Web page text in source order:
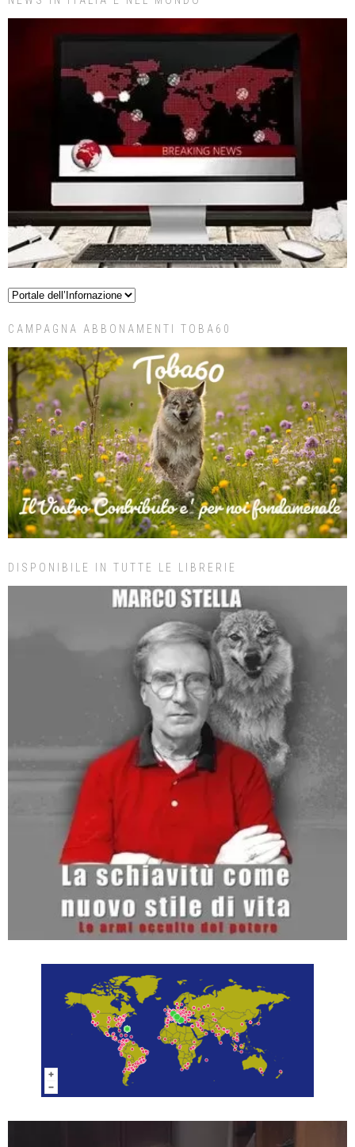
CAMPAGNA ABBONAMENTI TOBA60
DISPONIBILE IN TUTTE LE LIBRERIE